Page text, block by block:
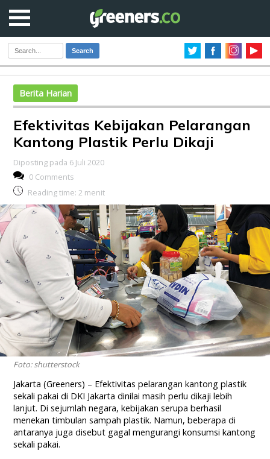
Search
Berita Harian
Efektivitas Kebijakan Pelarangan
Kantong Plastik Perlu Dikaji
Diposting pada 6 Juli 2020
0 Comments
Reading time: 2 menit
Foto: shutterstock
Jakarta (Greeners) – Efektivitas pelarangan kantong plastik
sekali pakai di DKI Jakarta dinilai masih perlu dikaji lebih
lanjut. Di sejumlah negara, kebijakan serupa berhasil
menekan timbulan sampah plastik. Namun, beberapa di
antaranya juga disebut gagal mengurangi konsumsi kantong
sekali pakai.